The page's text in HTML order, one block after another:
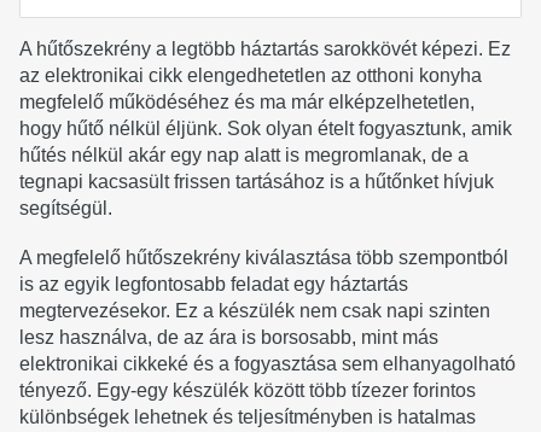
A hűtőszekrény a legtöbb háztartás sarokkövét képezi. Ez
az elektronikai cikk elengedhetetlen az otthoni konyha
megfelelő működéséhez és ma már elképzelhetetlen,
hogy hűtő nélkül éljünk. Sok olyan ételt fogyasztunk, amik
hűtés nélkül akár egy nap alatt is megromlanak, de a
tegnapi kacsasült frissen tartásához is a hűtőnket hívjuk
segítségül.
A megfelelő hűtőszekrény kiválasztása több szempontból
is az egyik legfontosabb feladat egy háztartás
megtervezésekor. Ez a készülék nem csak napi szinten
lesz használva, de az ára is borsosabb, mint más
elektronikai cikkeké és a fogyasztása sem elhanyagolható
tényező. Egy-egy készülék között több tízezer forintos
különbségek lehetnek és teljesítményben is hatalmas